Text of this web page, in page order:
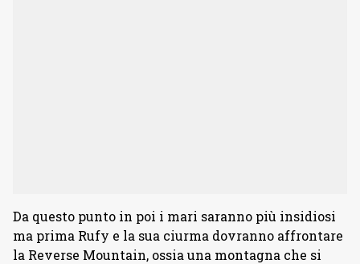
Da questo punto in poi i mari saranno più insidiosi
ma prima Rufy e la sua ciurma dovranno affrontare
la Reverse Mountain, ossia una montagna che si